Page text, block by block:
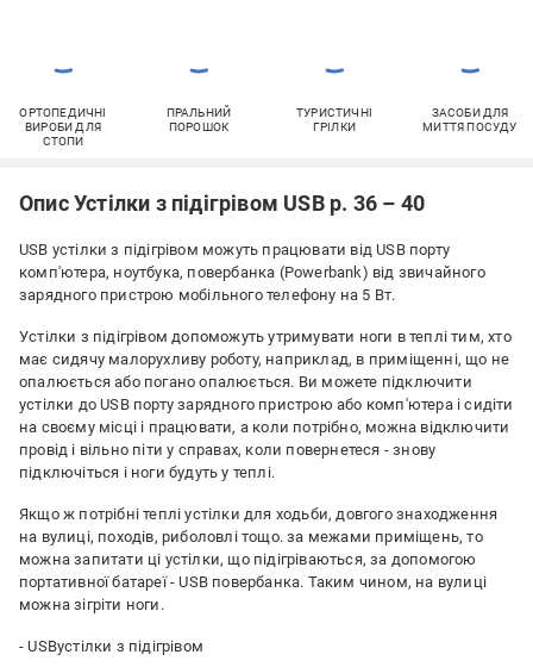
ОРТОПЕДИЧНІ
ВИРОБИ ДЛЯ
СТОПИ
ПРАЛЬНИЙ
ПОРОШОК
ТУРИСТИЧНІ
ГРІЛКИ
ЗАСОБИ ДЛЯ
МИТТЯ ПОСУДУ
Опис Устілки з підігрівом USB р. 36 – 40
USB устілки з підігрівом можуть працювати від USB порту
комп'ютера, ноутбука, повербанка (Powerbank) від звичайного
зарядного пристрою мобільного телефону на 5 Вт.
Устілки з підігрівом допоможуть утримувати ноги в теплі тим, хто
має сидячу малорухливу роботу, наприклад, в приміщенні, що не
опалюється або погано опалюється. Ви можете підключити
устілки до USB порту зарядного пристрою або комп'ютера і сидіти
на своєму місці і працювати, а коли потрібно, можна відключити
провід і вільно піти у справах, коли повернетеся - знову
підключіться і ноги будуть у теплі.
Якщо ж потрібні теплі устілки для ходьби, довгого знаходження
на вулиці, походів, риболовлі тощо. за межами приміщень, то
можна запитати ці устілки, що підігріваються, за допомогою
портативної батареї - USB повербанка. Таким чином, на вулиці
можна зігріти ноги.
- USBустілки з підігрівом